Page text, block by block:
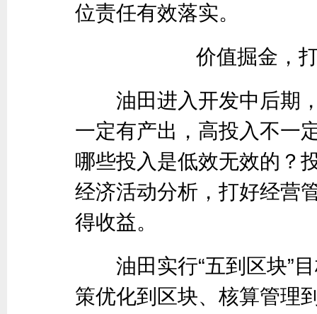
位责任有效落实。
价值掘金，
油田进入开发中后期，
一定有产出，高投入不一
哪些投入是低效无效的？
经济活动分析，打好经营
得收益。
油田实行“五到区块”目
策优化到区块、核算管理